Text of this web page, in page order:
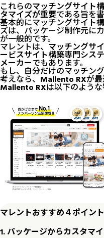
これらのマッチングサイト
タマイズが重要である旨を
基本的にマッチングサイト
ズは、パッケージ制作元に
が一般的です。
マレントは、 マッチングサ
ービスサイト構築専門シス
メーカーでもあります。
もし、自分だけのマッチン
考えなら、 Mallento RXが
Mallento RXは以下のような
マレントおすすめ４ポイント
1. パッケージからカスタマ